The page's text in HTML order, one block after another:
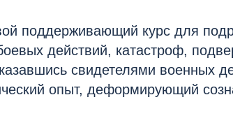
поддерживающий курс для
действий, катастроф,
свидетелями военных
опыт, деформирующий